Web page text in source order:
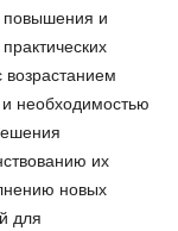
повышения и
возрастанием
необходимостью
их
новых
для